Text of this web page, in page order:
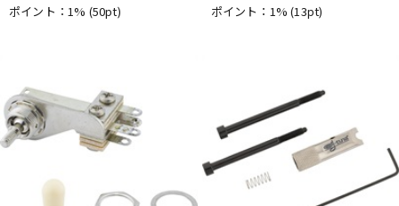
ポイント：1% (50pt) ポイント：1%(13pt)